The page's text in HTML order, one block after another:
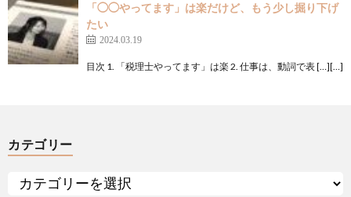
「◯◯やってます」は楽だけど、もう少し掘り下げ
たい
2024.03.19
目次 1. 「税理士やってます」は楽 2. 仕事は、動詞で表 […][…]
カテゴリー